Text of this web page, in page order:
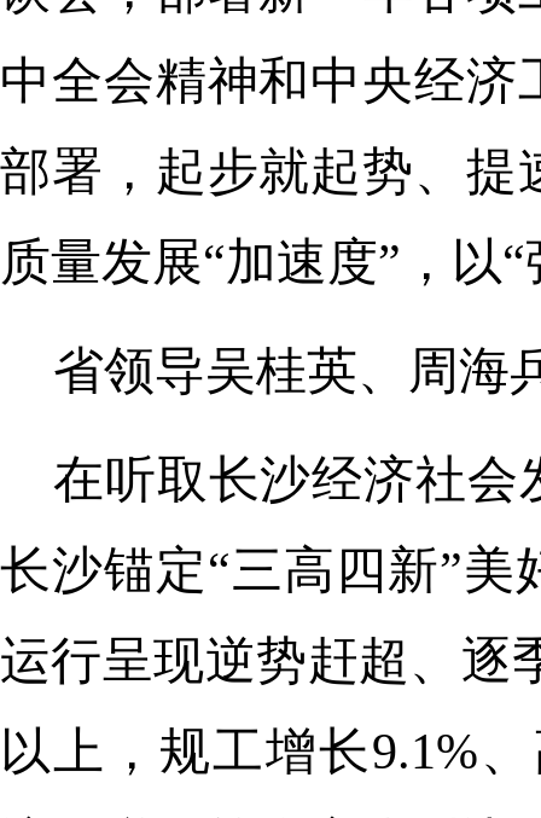
中全会精神和中央经
部署，起步就起势、提
质量发展“加速度”，以
省领导吴桂英、周海
在听取长沙经济社会
长沙锚定“三高四新”
运行呈现逆势赶超、逐
以上，规工增长9.1%